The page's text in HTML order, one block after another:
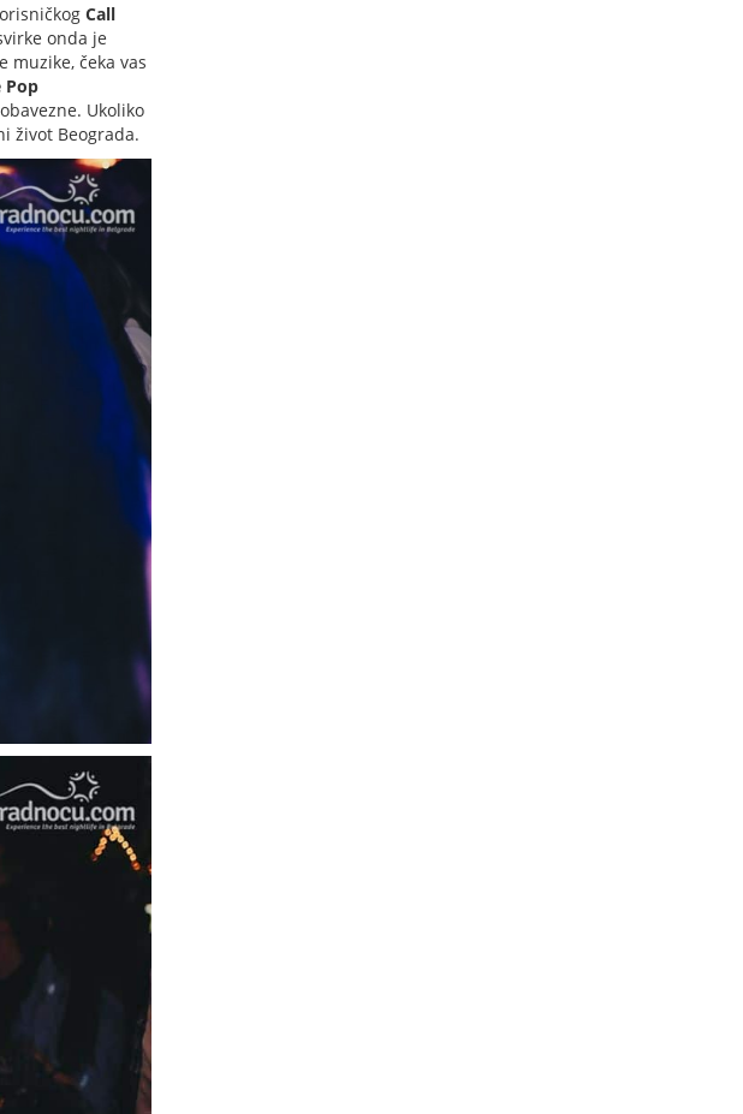
Call
onda je
muzike, čeka vas
Pop
Ukoliko
život Beograda.